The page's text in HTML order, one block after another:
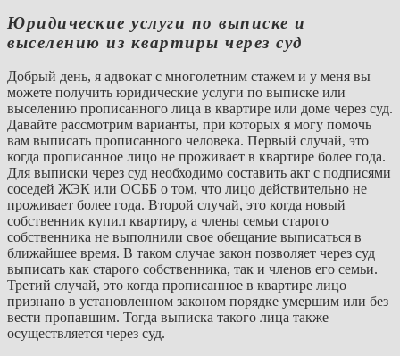
Юридические услуги по выписке и
выселению из квартиры через суд
Добрый день, я адвокат с многолетним стажем и у меня вы
можете получить юридические услуги по выписке или
выселению прописанного лица в квартире или доме через суд.
Давайте рассмотрим варианты, при которых я могу помочь
вам выписать прописанного человека. Первый случай, это
когда прописанное лицо не проживает в квартире более года.
Для выписки через суд необходимо составить акт с подписями
соседей ЖЭК или ОСББ о том, что лицо действительно не
проживает более года. Второй случай, это когда новый
собственник купил квартиру, а члены семьи старого
собственника не выполнили свое обещание выписаться в
ближайшее время. В таком случае закон позволяет через суд
выписать как старого собственника, так и членов его семьи.
Третий случай, это когда прописанное в квартире лицо
признано в установленном законом порядке умершим или без
вести пропавшим. Тогда выписка такого лица также
осуществляется через суд.